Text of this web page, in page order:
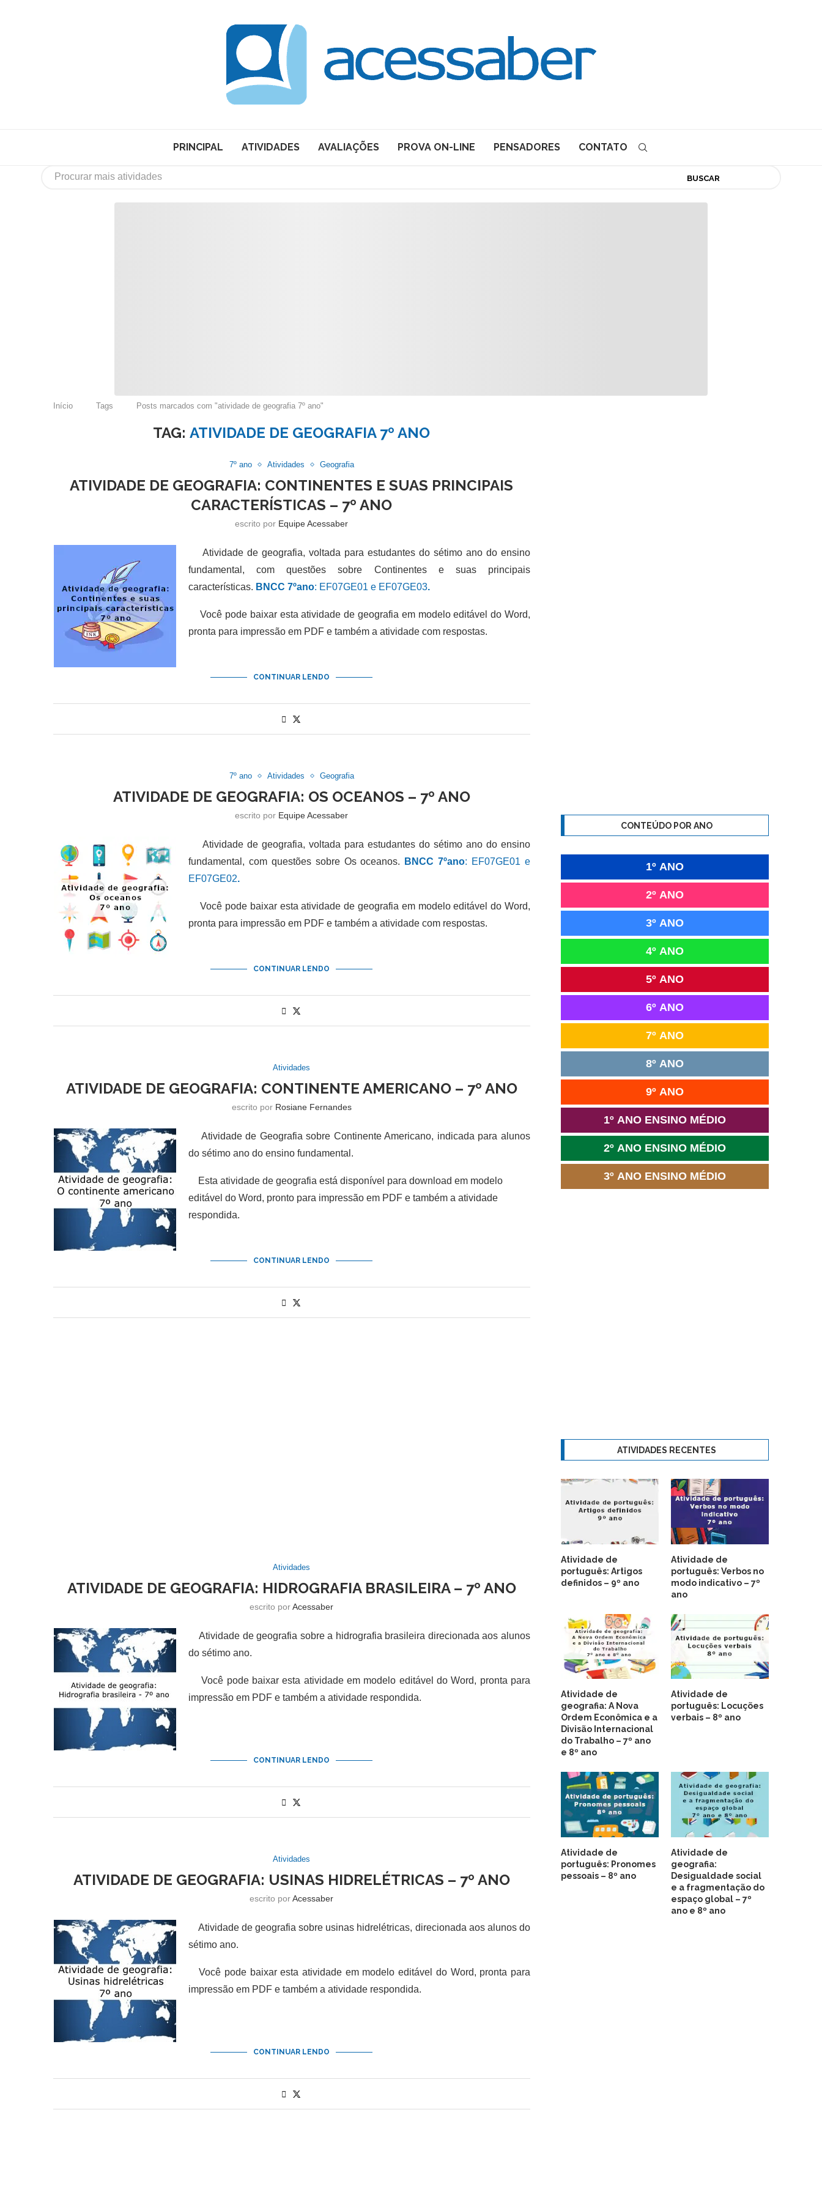
PRINCIPAL ATIVIDADES AVALIAÇÕES PROVA ON-LINE PENSADORES CONTATO
BUSCAR
Início Tags Posts marcados com "atividade de geografia 7º ano"
TAG:ATIVIDADE DE GEOGRAFIA 7º ANO
7º ano Atividades Geografia
ATIVIDADE DE GEOGRAFIA: CONTINENTES E SUAS PRINCIPAIS
CARACTERÍSTICAS – 7º ANO
escrito por Equipe Acessaber
Atividade de geografia, voltada para estudantes do sétimo ano do ensino
fundamental, com questões sobre Continentes e suas principais
características. BNCC 7ºano: EF07GE01 e EF07GE03.
Você pode baixar esta atividade de geografia em modelo editável do Word,
pronta para impressão em PDF e também a atividade com respostas.
CONTINUAR LENDO
7º ano Atividades Geografia
ATIVIDADE DE GEOGRAFIA: OS OCEANOS – 7º ANO
escrito por Equipe Acessaber
Atividade de geografia, voltada para estudantes do sétimo ano do ensino
fundamental, com questões sobre Os oceanos.
BNCC 7ºano: EF07GE01 e
EF07GE02.
Você pode baixar esta atividade de geografia em modelo editável do Word,
pronta para impressão em PDF e também a atividade com respostas.
CONTINUAR LENDO
Atividades
ATIVIDADE DE GEOGRAFIA: CONTINENTE AMERICANO – 7º ANO
escrito por Rosiane Fernandes
Atividade de Geografia sobre Continente Americano, indicada para alunos
do sétimo ano do ensino fundamental.
Esta atividade de geografia está disponível para download em modelo
editável do Word, pronto para impressão em PDF e também a atividade
respondida.
CONTINUAR LENDO
Atividades
ATIVIDADE DE GEOGRAFIA: HIDROGRAFIA BRASILEIRA – 7º ANO
escrito porAcessaber
Atividade de geografia sobre a hidrografia brasileira direcionada aos alunos
do sétimo ano.
Você pode baixar esta atividade em modelo editável do Word, pronta para
impressão em PDF e também a atividade respondida.
CONTINUAR LENDO
Atividades
ATIVIDADE DE GEOGRAFIA: USINAS HIDRELÉTRICAS – 7º ANO
escrito porAcessaber
Atividade de geografia sobre usinas hidrelétricas, direcionada aos alunos do
sétimo ano.
Você pode baixar esta atividade em modelo editável do Word, pronta para
impressão em PDF e também a atividade respondida.
CONTINUAR LENDO
CONTEÚDO POR ANO
1º ANO
2º ANO
3º ANO
4º ANO
5º ANO
6º ANO
7º ANO
8º ANO
9º ANO
1º ANO ENSINO MÉDIO
2º ANO ENSINO MÉDIO
3º ANO ENSINO MÉDIO
ATIVIDADES RECENTES
Atividade de
português: Artigos
definidos – 9º ano
Atividade de
português: Verbos no
modo indicativo – 7º
ano
Atividade de
geografia: A Nova
Ordem Econômica e a
Divisão Internacional
do Trabalho – 7º ano
e 8º ano
Atividade de
português: Locuções
verbais – 8º ano
Atividade de
português: Pronomes
pessoais – 8º ano
Atividade de
geografia:
Desigualdade social
e a fragmentação do
espaço global – 7º
ano e 8º ano